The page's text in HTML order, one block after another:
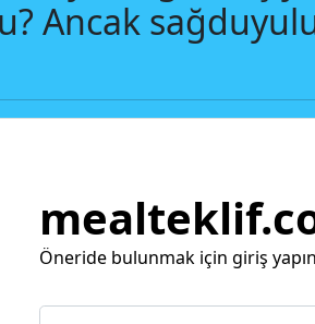
Ancak
Öneride bulunmak için giriş